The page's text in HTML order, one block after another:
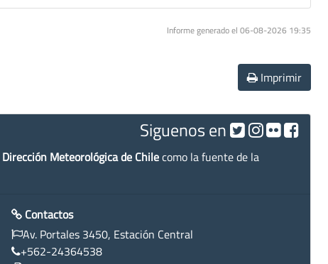
Informe generado el 06-08-2026 19:35
Imprimir
Siguenos en
Dirección Meteorológica de Chilecomo la fuente de la
Contactos
Av. Portales 3450, Estación Central
+562-24364538